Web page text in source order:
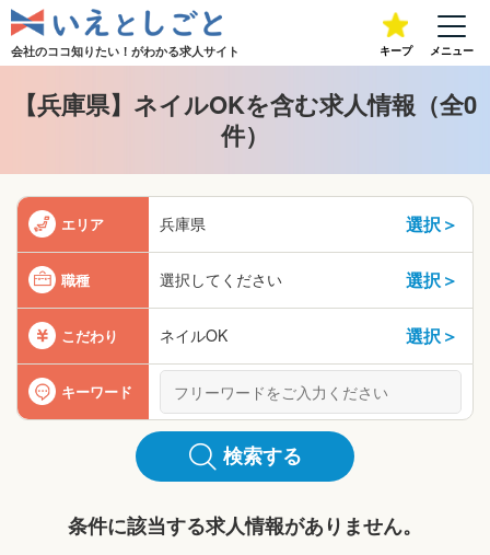
会社のココ知りたい！がわかる求人サイト キープ メニュー
【兵庫県】ネイルOKを含む求人情報（全0
件）
エリア 兵庫県 選択＞
職種 選択してください 選択＞
こだわり ネイルOK 選択＞
キーワード
検索する
条件に該当する求人情報がありません。